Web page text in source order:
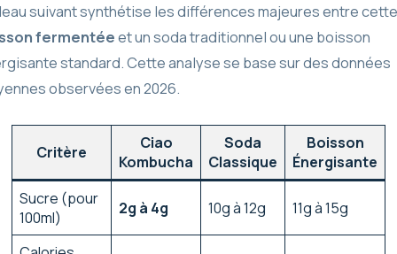
suivant synthétise les différences majeures entre cette
fermentéeet un soda traditionnel ou une boisson
standard. Cette analyse se base sur des données
observées en 2026.
Critère
Ciao
Kombucha
Soda
Classique
Boisson
Énergisante
Sucre (pour
100ml)
2g à 4g 10g à 12g 11g à 15g